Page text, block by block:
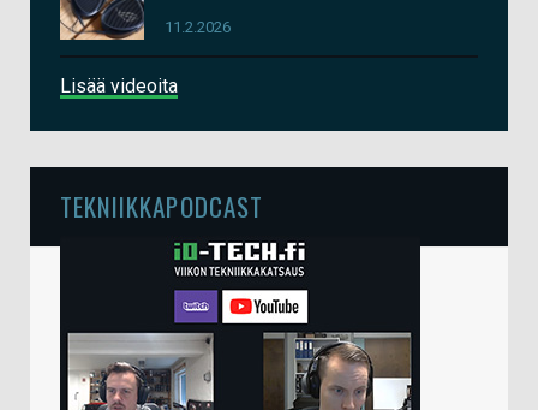
11.2.2026
Lisää videoita
TEKNIIKKAPODCAST